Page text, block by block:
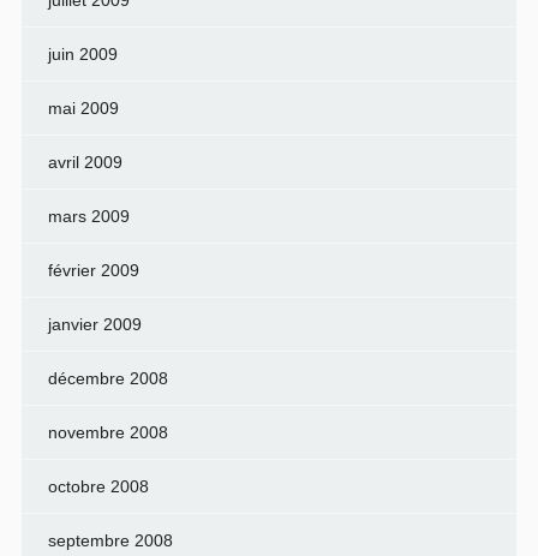
juin 2009
mai 2009
avril 2009
mars 2009
février 2009
janvier 2009
décembre 2008
novembre 2008
octobre 2008
septembre 2008